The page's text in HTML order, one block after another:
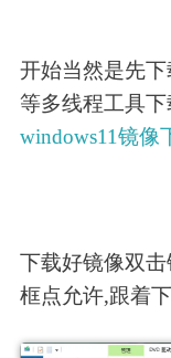
开始当然是先
等多线程工具下
windows11镜像
下载好镜像双
框点允许,跟着